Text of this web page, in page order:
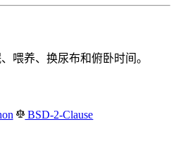
喂养、换尿布和俯卧时间。
BSD-2-Clause